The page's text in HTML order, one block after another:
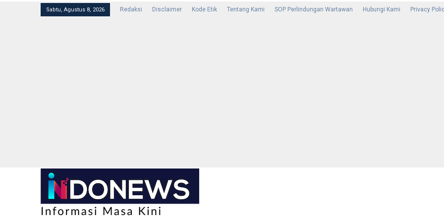
Sabtu, Agustus 8, 2026 Redaksi Disclaimer Kode Etik Tentang Kami SOP Perlindungan Wartawan Hubungi Kami Privacy